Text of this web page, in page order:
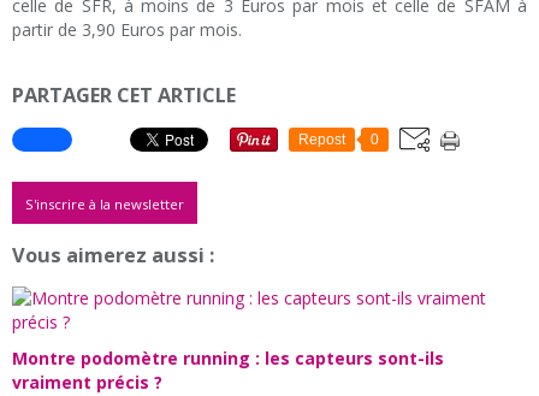
celle de SFR, à moins de 3 Euros par mois et celle de SFAM à
partir de 3,90 Euros par mois.
PARTAGER CET ARTICLE
Repost 0
S'inscrire à la newsletter
Vous aimerez aussi :
Montre podomètre running : les capteurs sont-ils
vraiment précis ?